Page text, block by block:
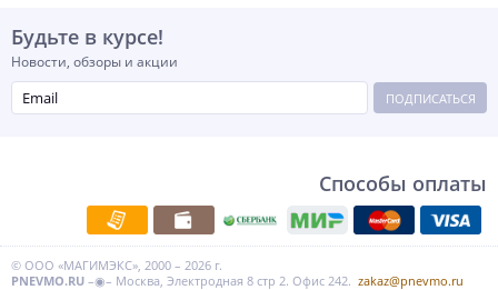
Будьте в курсе!
Новости, обзоры и акции
ПОДПИСАТЬСЯ
Способы оплаты
© ООО «МАГИМЭКС», 2000 – 2026 г.
PNEVMO.RU –◉– Москва, Электродная 8 стр 2. Офис 242. zakaz@pnevmo.ru